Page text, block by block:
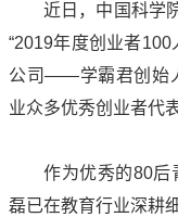
近日，中国科学
“2019年度创业者
公司——学霸君创始
业众多优秀创业者代
作为优秀的80后
磊已在教育行业深耕